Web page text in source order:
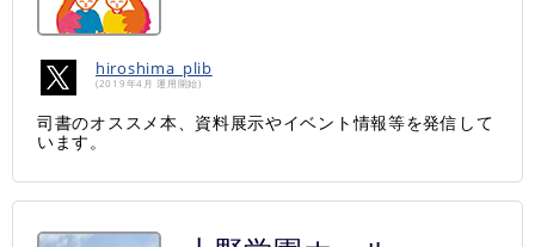
hiroshima_plib
(2019年4月 運用開始)
司書のオススメ本、資料展示やイベント情報等を発信して
います。